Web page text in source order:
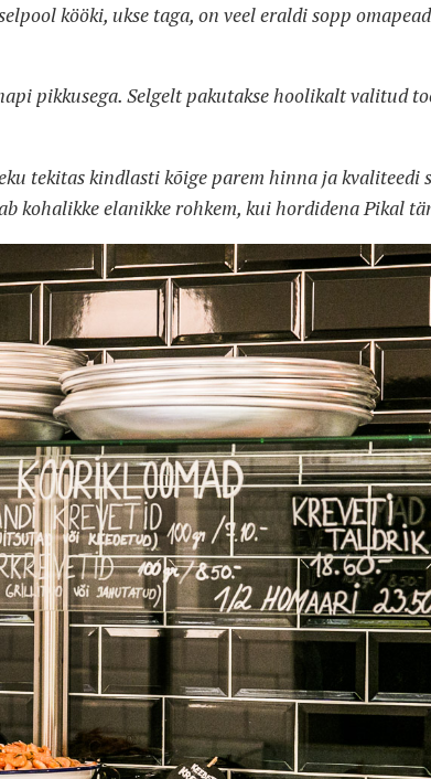
kööki, ukse taga, on veel eraldi sopp
pikkusega. Selgelt pakutakse hoolikalt valitud
tekitas kindlasti kõige parem hinna ja
kohalikke elanikke rohkem, kui hordidena Pikal